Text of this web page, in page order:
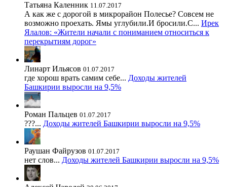
Татьяна Каленник 11.07.2017
А как же с дорогой в микрорайон Полесье? Совсем не
возможно проехать. Ямы углубили.И бросили.С... Ирек
Ялалов: «Жители начали с пониманием относиться к
перекрытиям дорог»
Линарт Ильясов 01.07.2017
где хорош врать самим себе... Доходы жителей
Башкирии выросли на 9,5%
Роман Пальцев 01.07.2017
???... Доходы жителей Башкирии выросли на 9,5%
Раушан Файрузов 01.07.2017
нет слов... Доходы жителей Башкирии выросли на 9,5%